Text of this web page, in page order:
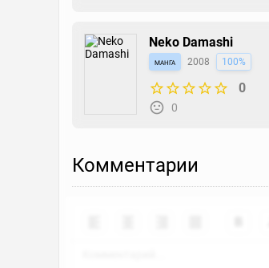
Neko Damashi
манга 2008 100%
0
0
Комментарии